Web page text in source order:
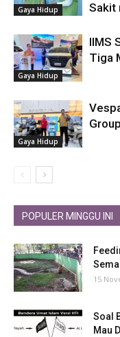
Gaya Hidup
Sakit
Gaya Hidup
IIMS
Tiga
Gaya Hidup
POPULER MINGGU INI
15
Soal
Mau